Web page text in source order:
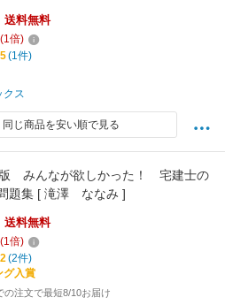
送料無料
(1倍)
5(1件)
クス
同じ商品を安い順で見る
みんなが欲しかった！ 宅建士の
題集 [ 滝澤 ななみ ]
送料無料
(1倍)
2(2件)
グ入賞
の注文で最短8/10お届け